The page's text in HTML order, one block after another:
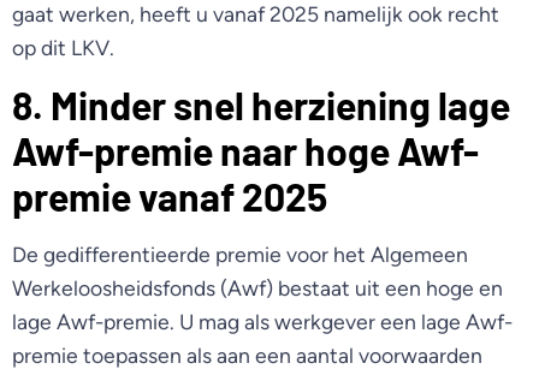
gaat werken, heeft u vanaf 2025 namelijk ook recht
op dit LKV.
8. Minder snel herziening lage
Awf-premie naar hoge Awf-
premie vanaf 2025
De gedifferentieerde premie voor het Algemeen
Werkeloosheidsfonds (Awf) bestaat uit een hoge en
lage Awf-premie. U mag als werkgever een lage Awf-
premie toepassen als aan een aantal voorwaarden